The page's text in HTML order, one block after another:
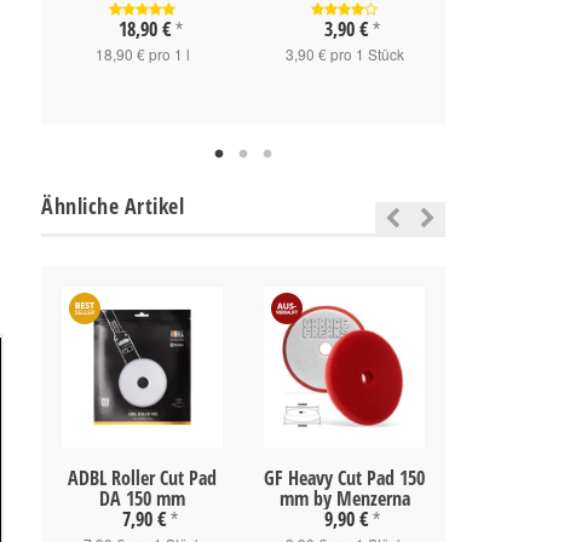
18,90 € *
18,90 € pro 1 l
3,90 € *
3,90 € pro 1 Stück
Ähnliche Artikel
ADBL Roller Cut Pad
DA 150 mm
7,90 € *
GF Heavy Cut Pad 150
mm by Menzerna
9,90 € *